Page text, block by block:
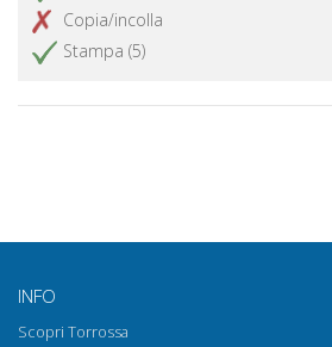
Copia/incolla
Stampa (5)
INFO
Scopri Torrossa